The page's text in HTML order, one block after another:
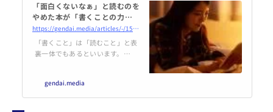
「面白くないなぁ」と読むのを
やめた本が「書くことの力」に
なる…「挫折した読書」が生む
恩恵
https://gendai.media/articles/-/154041
「書くこと」は「読むこと」と表
裏一体でもあるといいます。今回
いて述べていきます。37年間、書
くことで生きてきたーー批評家の
gendai.media